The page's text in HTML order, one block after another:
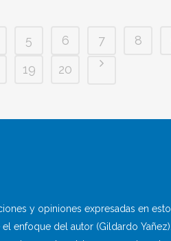
5 6 7 8
19 20
y opiniones expresadas en
enfoque del autor (Gildardo